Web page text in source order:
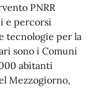
PNRR
e percorsi
tecnologie per la
sono i Comuni
abitanti
Mezzogiorno,